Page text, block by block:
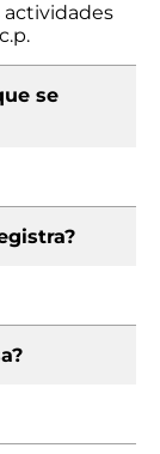
actividades
se